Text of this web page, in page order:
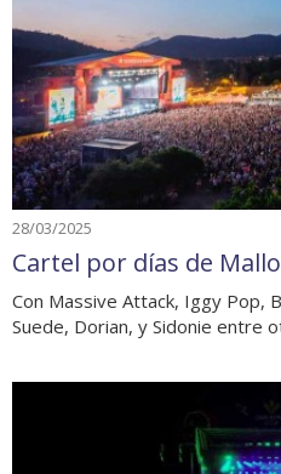
28/03/2025
Cartel por días de
Con Massive Attack, Iggy Pop,
Suede, Dorian, y Sidonie entre